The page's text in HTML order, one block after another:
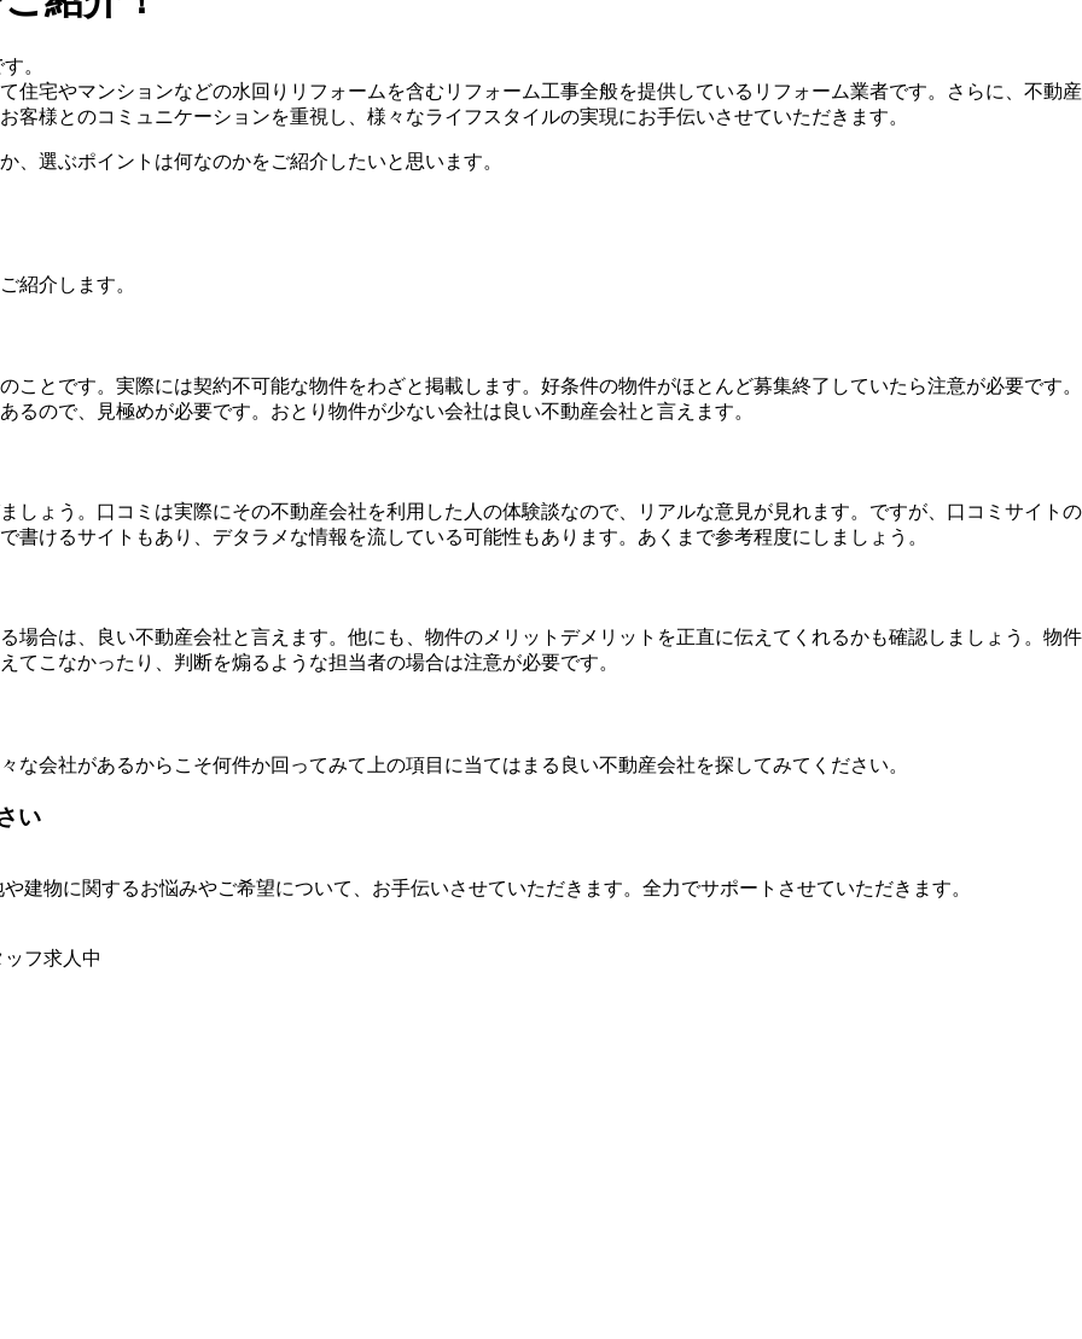
。
住宅やマンションなどの水回りリフォームを含むリフォーム工事全般を提供しているリフォーム業者です。さらに、不動産
様とのコミュニケーションを重視し、様々なライフスタイルの実現にお手伝いさせていただきます。
選ぶポイントは何なのかをご紹介したいと思います。
紹介します。
とです。実際には契約不可能な物件をわざと掲載します。好条件の物件がほとんど募集終了していたら注意が必要です。
ので、見極めが必要です。おとり物件が少ない会社は良い不動産会社と言えます。
しょう。口コミは実際にその不動産会社を利用した人の体験談なので、リアルな意見が見れます。ですが、口コミサイトの
けるサイトもあり、デタラメな情報を流している可能性もあります。あくまで参考程度にしましょう。
場合は、良い不動産会社と言えます。他にも、物件のメリットデメリットを正直に伝えてくれるかも確認しましょう。物件
こなかったり、判断を煽るような担当者の場合は注意が必要です。
会社があるからこそ何件か回ってみて上の項目に当てはまる良い不動産会社を探してみてください。
い
建物に関するお悩みやご希望について、お手伝いさせていただきます。全力でサポートさせていただきます。
フ求人中